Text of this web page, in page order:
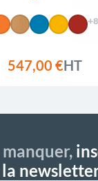
+8
547,00 €HT
la